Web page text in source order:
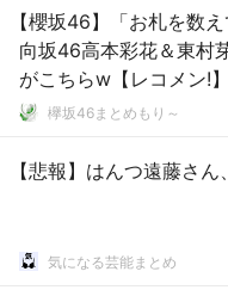
【櫻坂46】「お札を数
向坂46高本彩花＆東村
がこちらw【レコメン!】
欅坂46まとめもり～
【悲報】はんつ遠藤さ
気になる芸能まとめ